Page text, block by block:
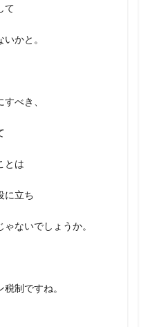
て
かと。
べき、
とは
に立ち
ないでしょうか。
制ですね。